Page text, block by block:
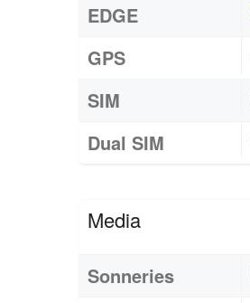
EDGE
GPS
SIM
Dual SIM
Media
Sonneries